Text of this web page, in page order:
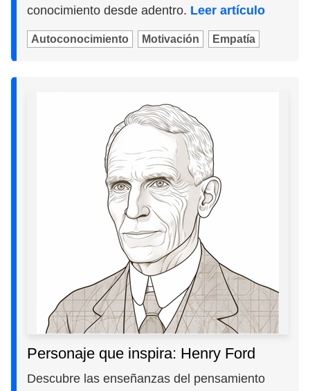
conocimiento desde adentro. Leer artículo
Autoconocimiento Motivación Empatía
Personaje que inspira: Henry Ford
Descubre las enseñanzas del pensamiento